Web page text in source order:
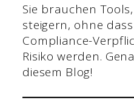
Sie brauchen
steigern, ohne
Compliance-
Risiko werden.
diesem Blog!